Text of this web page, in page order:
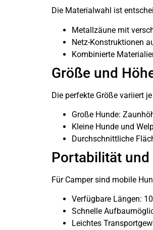
Die Materialwahl ist
Metallzäune mit
Netz-Konstruktionen
Kombinierte
Größe und
Die perfekte Größe variiert
Große Hunde:
Kleine Hunde und
Durchschnittliche
Portabilität
Für Camper sind mobile
Verfügbare Längen:
Schnelle
Leichtes